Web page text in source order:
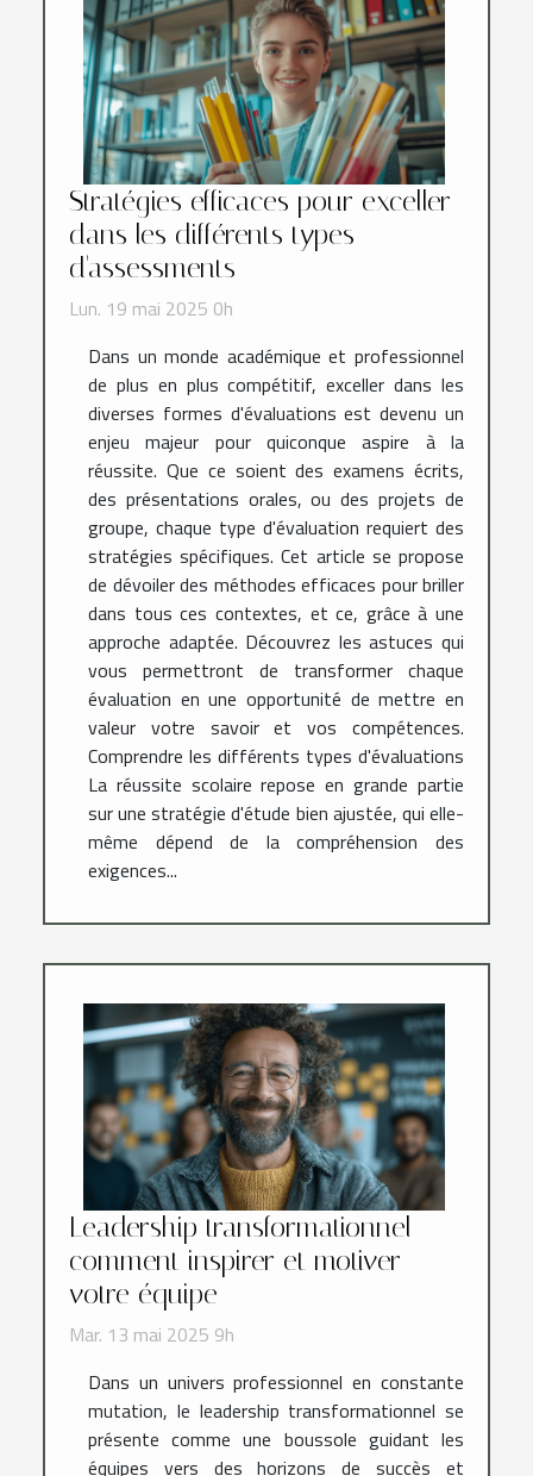
Stratégies efficaces pour exceller
dans les différents types
d'assessments
Lun. 19 mai 2025 0h
Dans un monde académique et professionnel
de plus en plus compétitif, exceller dans les
diverses formes d'évaluations est devenu un
enjeu majeur pour quiconque aspire à la
réussite. Que ce soient des examens écrits,
des présentations orales, ou des projets de
groupe, chaque type d'évaluation requiert des
stratégies spécifiques. Cet article se propose
de dévoiler des méthodes efficaces pour briller
dans tous ces contextes, et ce, grâce à une
approche adaptée. Découvrez les astuces qui
vous permettront de transformer chaque
évaluation en une opportunité de mettre en
valeur votre savoir et vos compétences.
Comprendre les différents types d'évaluations
La réussite scolaire repose en grande partie
sur une stratégie d'étude bien ajustée, qui elle-
même dépend de la compréhension des
exigences...
Leadership transformationnel
comment inspirer et motiver
votre équipe
Mar. 13 mai 2025 9h
Dans un univers professionnel en constante
mutation, le leadership transformationnel se
présente comme une boussole guidant les
équipes vers des horizons de succès et